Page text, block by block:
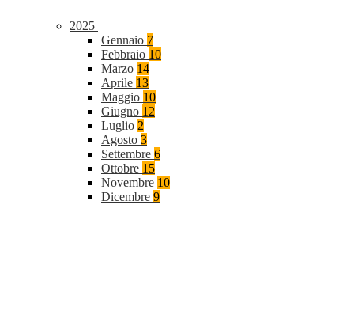
2025
Gennaio 7
Febbraio 10
Marzo 14
Aprile 13
Maggio 10
Giugno 12
Luglio 2
Agosto 3
Settembre 6
Ottobre 15
Novembre 10
Dicembre 9